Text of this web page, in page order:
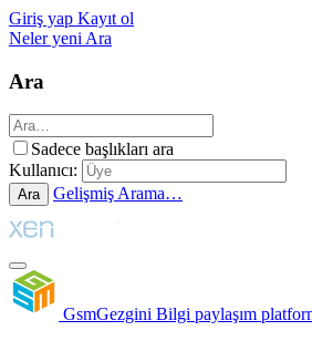
Giriş yap Kayıt ol
Neler yeni Ara
Ara
Sadece başlıkları ara
Kullanıcı:
Ara Gelişmiş Arama…
GsmGezgini Bilgi paylaşım